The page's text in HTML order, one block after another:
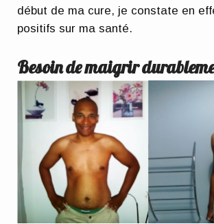
début de ma cure, je constate en
positifs sur ma santé.
Besoin de maigrir